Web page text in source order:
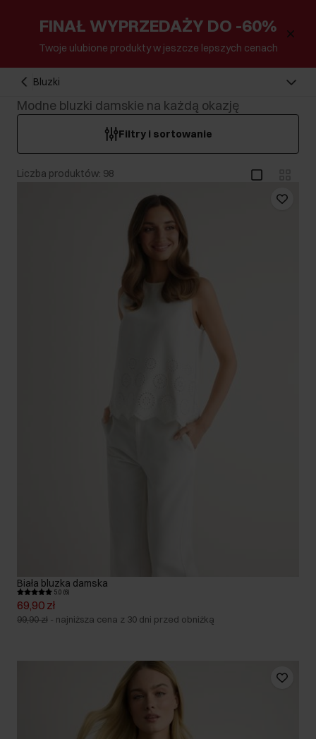
FINAŁ WYPRZEDAŻY DO -60%
Twoje ulubione produkty w jeszcze lepszych cenach
Bluzki
Modne bluzki damskie na każdą okazję
Filtry i sortowanie
Liczba produktów: 98
Biała bluzka damska
5.0 (6)
69,90 zł
99,90 zł - najniższa cena z 30 dni przed obniżką